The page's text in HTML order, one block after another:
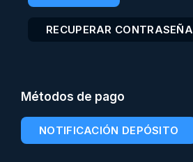
RECUPERAR CONTRASEÑA
Métodos de pago
NOTIFICACIÓN DEPÓSITO